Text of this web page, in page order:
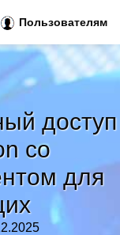
доступ
со
для
Пользователям